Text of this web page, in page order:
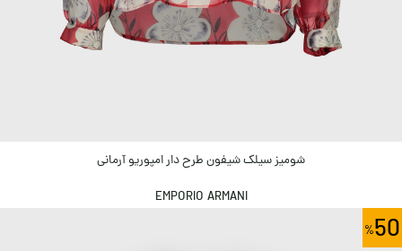
شومیز سیلک شیفون طرح دار امپوریو آرمانی
EMPORIO ARMANI
50